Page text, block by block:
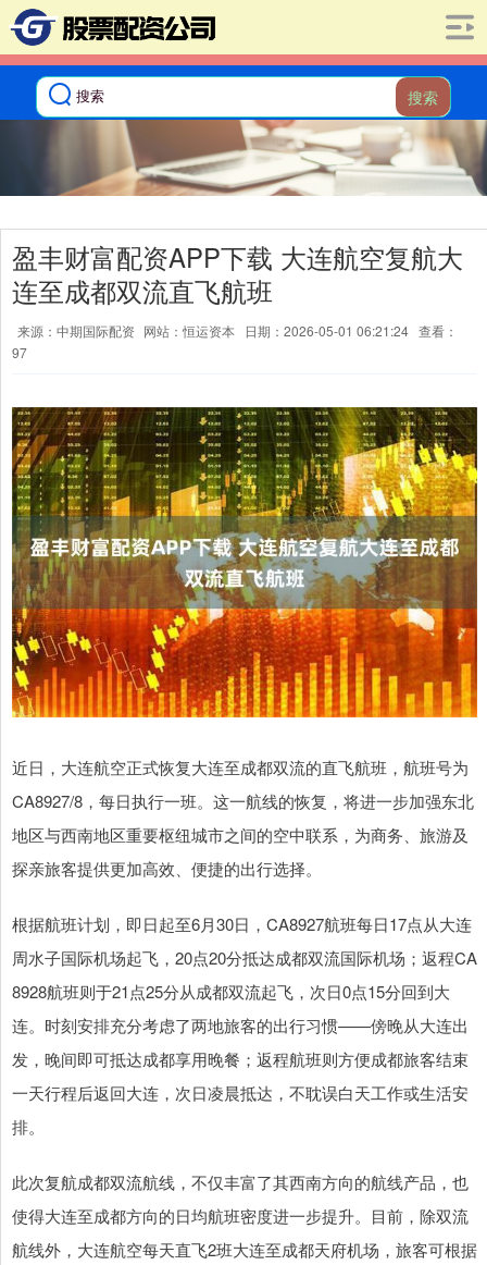
搜索
盈丰财富配资APP下载 大连航空复航大
连至成都双流直飞航班
来源：中期国际配资 网站：恒运资本 日期：2026-05-01 06:21:24 查看：
97
近日，大连航空正式恢复大连至成都双流的直飞航班，航班号为
CA8927/8，每日执行一班。这一航线的恢复，将进一步加强东北
地区与西南地区重要枢纽城市之间的空中联系，为商务、旅游及
探亲旅客提供更加高效、便捷的出行选择。
根据航班计划，即日起至6月30日，CA8927航班每日17点从大连
周水子国际机场起飞，20点20分抵达成都双流国际机场；返程CA
8928航班则于21点25分从成都双流起飞，次日0点15分回到大
连。时刻安排充分考虑了两地旅客的出行习惯——傍晚从大连出
发，晚间即可抵达成都享用晚餐；返程航班则方便成都旅客结束
一天行程后返回大连，次日凌晨抵达，不耽误白天工作或生活安
排。
此次复航成都双流航线，不仅丰富了其西南方向的航线产品，也
使得大连至成都方向的日均航班密度进一步提升。目前，除双流
航线外，大连航空每天直飞2班大连至成都天府机场，旅客可根据